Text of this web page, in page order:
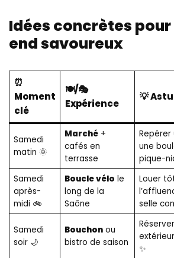
Idées concrètes
end savoureux
⏰
Moment
clé
🍽️/🎭
Expérience
💡
Samedi
matin 🌞
Marché+
cafés en
terrasse
une
pique-
Samedi
après-
midi 🚲
Boucle vélo le
long de la
Saône
Louer
selle
Samedi
soir 🌙
Bouchonou
bistro de saison
✨